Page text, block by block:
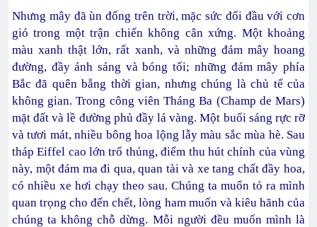
Nhưng mây đã ùn đống trên trời, mặc sức đối đầu với cơn
gió trong một trận chiến không cân xứng. Một khoảng
màu xanh thật lớn, rất xanh, và những đám mây hoang
đường, đầy ánh sáng và bóng tối; những đám mây phía
Bắc đã quên bẵng thời gian, nhưng chúng là chủ tể của
không gian. Trong công viên Tháng Ba (Champ de Mars)
mặt đất và lề đường phủ đầy lá vàng. Một buổi sáng rực rỡ
và tươi mát, nhiều bông hoa lộng lẫy màu sắc mùa hè. Sau
tháp Eiffel cao lớn trổ thủng, điểm thu hút chính của vùng
này, một đám ma đi qua, quan tài và xe tang chất đầy hoa,
có nhiều xe hơi chạy theo sau. Chúng ta muốn tỏ ra mình
quan trọng cho đến chết, lòng ham muốn và kiêu hãnh của
chúng ta không chỗ dừng. Mỗi người đều muốn mình là